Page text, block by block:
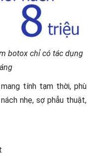
botox chỉ có tác dụng
tính tạm thời, phù
nhẹ, sợ phẫu thuật,